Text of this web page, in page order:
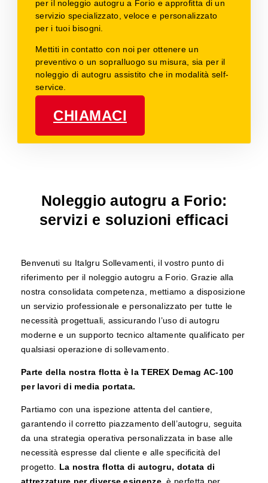
per il noleggio autogru a Forio e approfitta di un
servizio specializzato, veloce e personalizzato
per i tuoi bisogni.
Mettiti in contatto con noi per ottenere un
preventivo o un sopralluogo su misura, sia per il
noleggio di autogru assistito che in modalità self-
service.
CHIAMACI
Noleggio autogru a Forio:
servizi e soluzioni efficaci
Benvenuti su Italgru Sollevamenti, il vostro punto di
riferimento per il noleggio autogru a Forio. Grazie alla
nostra consolidata competenza, mettiamo a disposizione
un servizio professionale e personalizzato per tutte le
necessità progettuali, assicurando l’uso di autogru
moderne e un supporto tecnico altamente qualificato per
qualsiasi operazione di sollevamento.
Parte della nostra flotta è la TEREX Demag AC-100
per lavori di media portata.
Partiamo con una ispezione attenta del cantiere,
garantendo il corretto piazzamento dell’autogru, seguita
da una strategia operativa personalizzata in base alle
necessità espresse dal cliente e alle specificità del
progetto. La nostra flotta di autogru, dotata di